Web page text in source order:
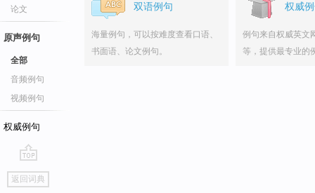
论文
原声例句
全部
音频例句
视频例句
权威例句
go
top
返回词典
双语例句
海量例句，可以按难度查看口语、
书面语、论文例句。
权威
例句来自权威英文
等，提供最专业的